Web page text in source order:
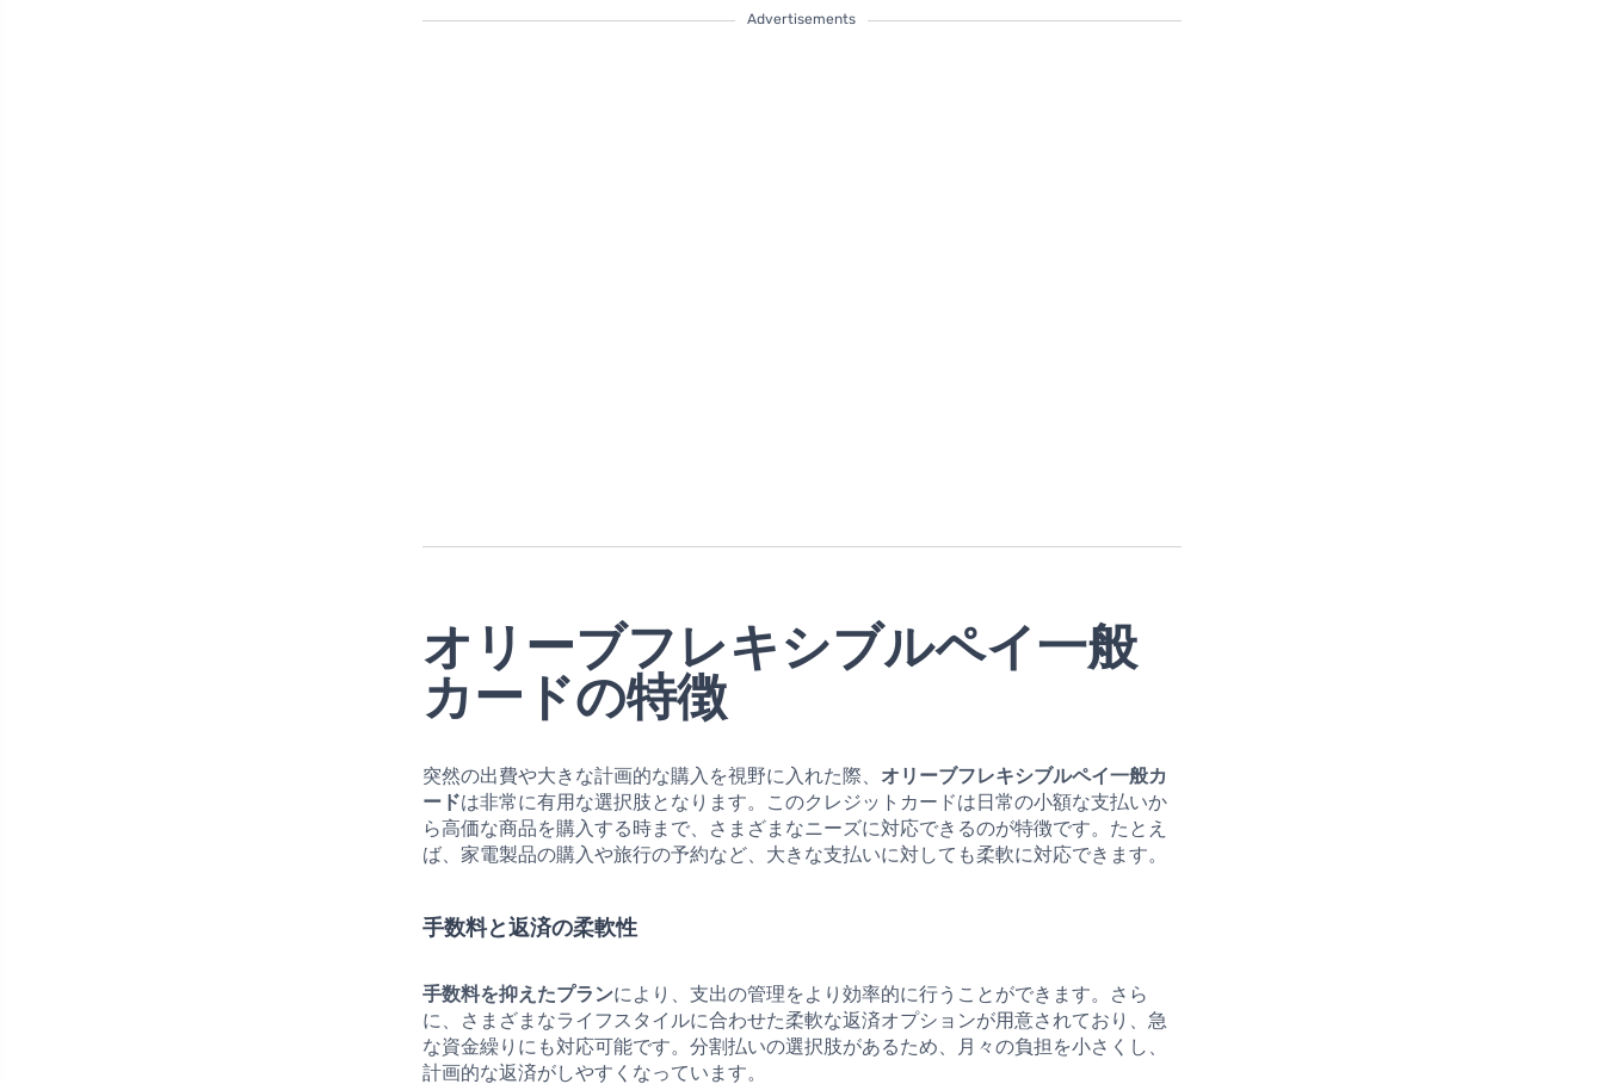
Advertisements
オリーブフレキシブルペイ一般
カードの特徴
突然の出費や大きな計画的な購入を視野に入れた際、 オリーブフレキシブルペイ一般カ
ードは非常に有用な選択肢となります。このクレジットカードは日常の小額な支払いか
ら高価な商品を購入する時まで、さまざまなニーズに対応できるのが特徴です。たとえ
ば、家電製品の購入や旅行の予約など、大きな支払いに対しても柔軟に対応できます。
手数料と返済の柔軟性
手数料を抑えたプランにより、支出の管理をより効率的に行うことができます。さら
に、さまざまなライフスタイルに合わせた柔軟な返済オプションが用意されており、急
な資金繰りにも対応可能です。分割払いの選択肢があるため、月々の負担を小さくし、
計画的な返済がしやすくなっています。